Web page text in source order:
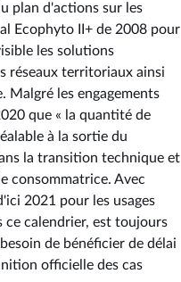
plan d'actions sur les
Ecophyto II+ de 2008 pour
les solutions
réseaux territoriaux ainsi
Malgré les engagements
que « la quantité de
à la sortie du
la transition technique et
consommatrice. Avec
2021 pour les usages
ce calendrier, est toujours
de bénéficier de délai
officielle des cas